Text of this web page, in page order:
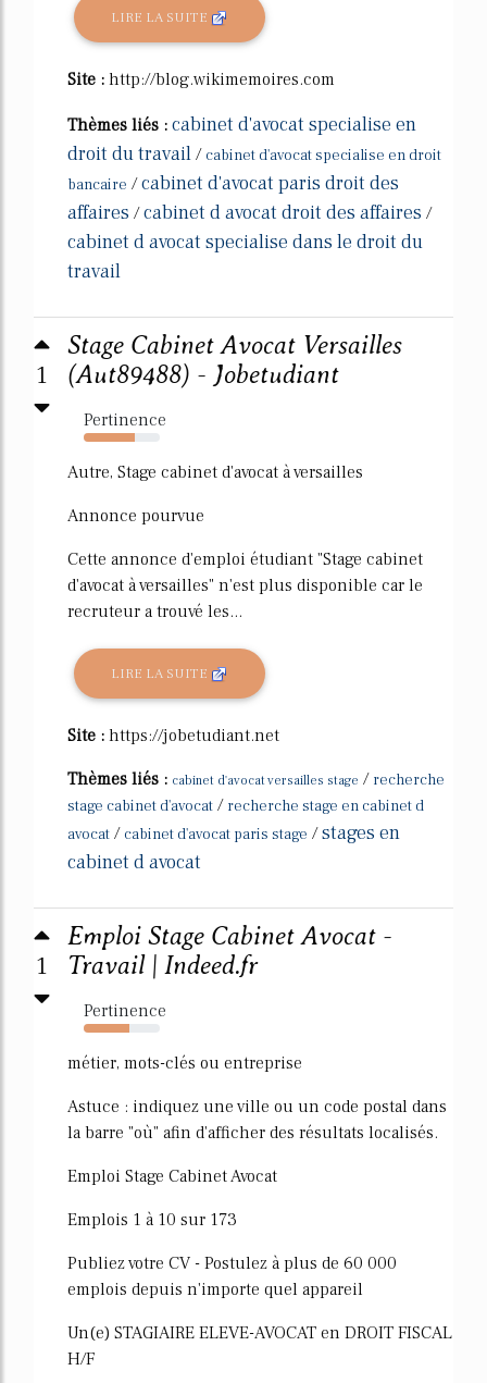
LIRE LA SUITE
Site : http://blog.wikimemoires.com
Thèmes liés : cabinet d'avocat specialise en
droit du travail / cabinet d'avocat specialise en droit
bancaire /cabinet d'avocat paris droit des
affaires /cabinet d avocat droit des affaires /
cabinet d avocat specialise dans le droit du
travail
1
Stage Cabinet Avocat Versailles
(Aut89488) - Jobetudiant
Pertinence
67%
Autre, Stage cabinet d'avocat à versailles
Annonce pourvue
Cette annonce d'emploi étudiant "Stage cabinet
d'avocat à versailles" n'est plus disponible car le
recruteur a trouvé les...
LIRE LA SUITE
Site : https://jobetudiant.net
Thèmes liés : cabinet d'avocat versailles stage / recherche
stage cabinet d'avocat / recherche stage en cabinet d
avocat / cabinet d'avocat paris stage /stages en
cabinet d avocat
1
Emploi Stage Cabinet Avocat -
Travail | Indeed.fr
Pertinence
60%
métier, mots-clés ou entreprise
Astuce : indiquez une ville ou un code postal dans
la barre "où" afin d'afficher des résultats localisés.
Emploi Stage Cabinet Avocat
Emplois 1 à 10 sur 173
Publiez votre CV - Postulez à plus de 60 000
emplois depuis n'importe quel appareil
Un(e) STAGIAIRE ELEVE-AVOCAT en DROIT FISCAL
H/F